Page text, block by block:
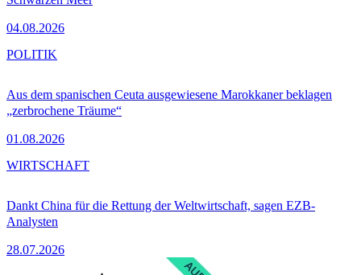
04.08.2026
Aus dem spanischen Ceuta ausgewiesene Marokkaner beklagen
„zerbrochene Träume“
01.08.2026
POLITIK
Dankt China für die Rettung der Weltwirtschaft, sagen EZB-
Analysten
28.07.2026
WIRTSCHAFT